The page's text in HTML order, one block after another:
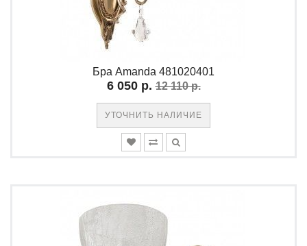
Бра Amanda 481020401
6 050 р. 12 110 р.
УТОЧНИТЬ НАЛИЧИЕ